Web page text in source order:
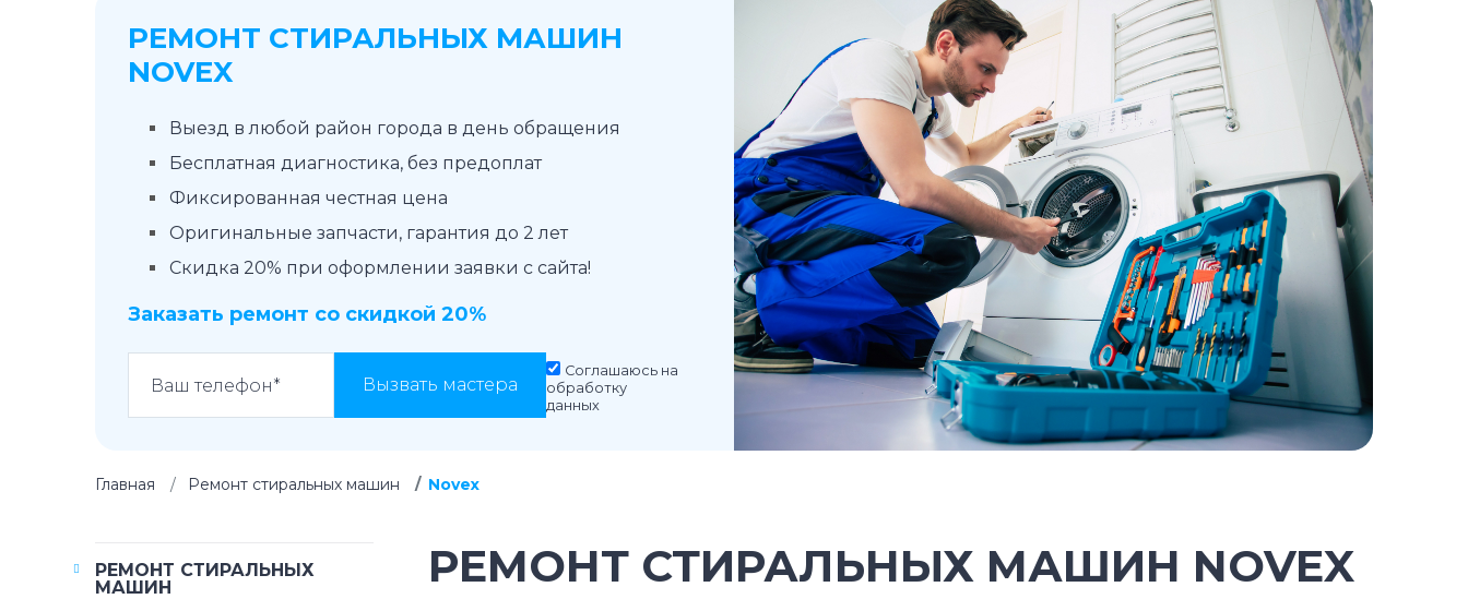
РЕМОНТ СТИРАЛЬНЫХ МАШИН
NOVEX
Выезд в любой район города в день обращения
Бесплатная диагностика, без предоплат
Фиксированная честная цена
Оригинальные запчасти, гарантия до 2 лет
Скидка 20% при оформлении заявки с сайта!
Заказать ремонт со скидкой 20%
Вызвать мастера
Соглашаюсь на
обработку
данных
Главная Ремонт стиральных машин Novex
РЕМОНТ СТИРАЛЬНЫХ МАШИН NOVEX
РЕМОНТ СТИРАЛЬНЫХ
МАШИН